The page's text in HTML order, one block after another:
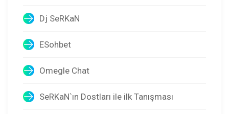
Dj SeRKaN
ESohbet
Omegle Chat
SeRKaN`ın Dostları ile ilk Tanışması